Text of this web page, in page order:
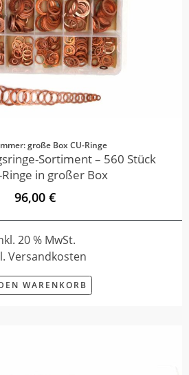
große Box CU-Ringe
Sortiment – 560 Stück
in großer Box
96,00 €
20 % MwSt.
Versandkosten
WARENKORB